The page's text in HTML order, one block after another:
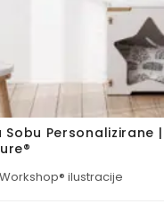
Sobu Personalizirane |
ilustracije